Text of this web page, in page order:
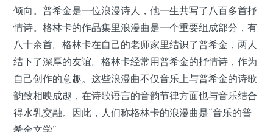
倾向。普希金是一位浪漫诗人，他一生共写了八百多首抒
情诗。格林卡的作品集里浪漫曲是一个重要组成部分，有
八十余首。格林卡在自己的老师家里结识了普希金，两人
结下了深厚的友谊。格林卡经常用普希金的抒情诗，作为
自己创作的意趣。这些浪漫曲不仅音乐上与普希金的诗歌
韵致相映成趣，在诗歌语言的音韵节律方面也与音乐结合
得水乳交融。因此，人们称格林卡的浪漫曲是“音乐的普
希金文学”。